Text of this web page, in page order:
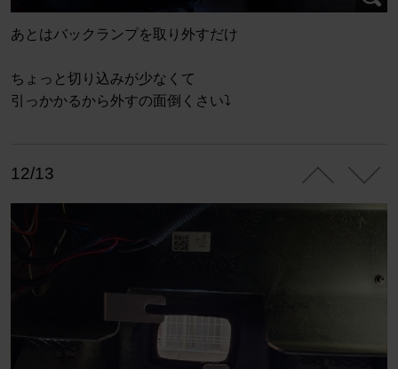
あとはバックランプを取り外すだけ
ちょっと切り込みが少なくて
引っかかるから外すの面倒くさい⤵️
12/13